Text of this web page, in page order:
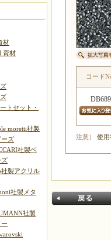
コード
DB689
注意） 使用
材
資材
トセット・
moretti社製
ーズ
社製ベ
ズ
製アクリル
社製メタ
社製